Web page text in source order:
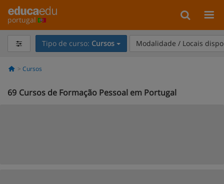
portugal
Tipo de curso: Cursos Modalidade / Locais
Cursos
69 Cursos de Formação Pessoal em Portugal